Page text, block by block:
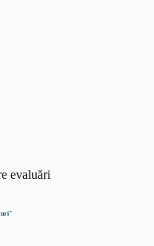
evaluări